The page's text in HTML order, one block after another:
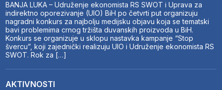
BANJA LUKA – Udruženje ekonomista RS SWOT i Uprava za
indirektno oporezivanje (UIO) BiH po četvrti put organizuju
nagradni konkurs za najbolju medijsku objavu koja se tematski
bavi problemima crnog tržišta duvanskih proizvoda u BiH.
Konkurs se organizuje u sklopu nastavka kampanje “Stop
švercu”, koji zajednički realizuju UIO i Udruženje ekonomista RS
SWOT. Rok za […]
AKTIVNOSTI